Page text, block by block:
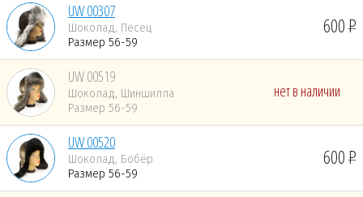
UW 00307
Шоколад, Песец
Размер 56-59
600
UW 00519
Шоколад, Шиншилла
Размер 56-59
нет в наличии
UW 00520
Шоколад, Бобёр
Размер 56-59
600